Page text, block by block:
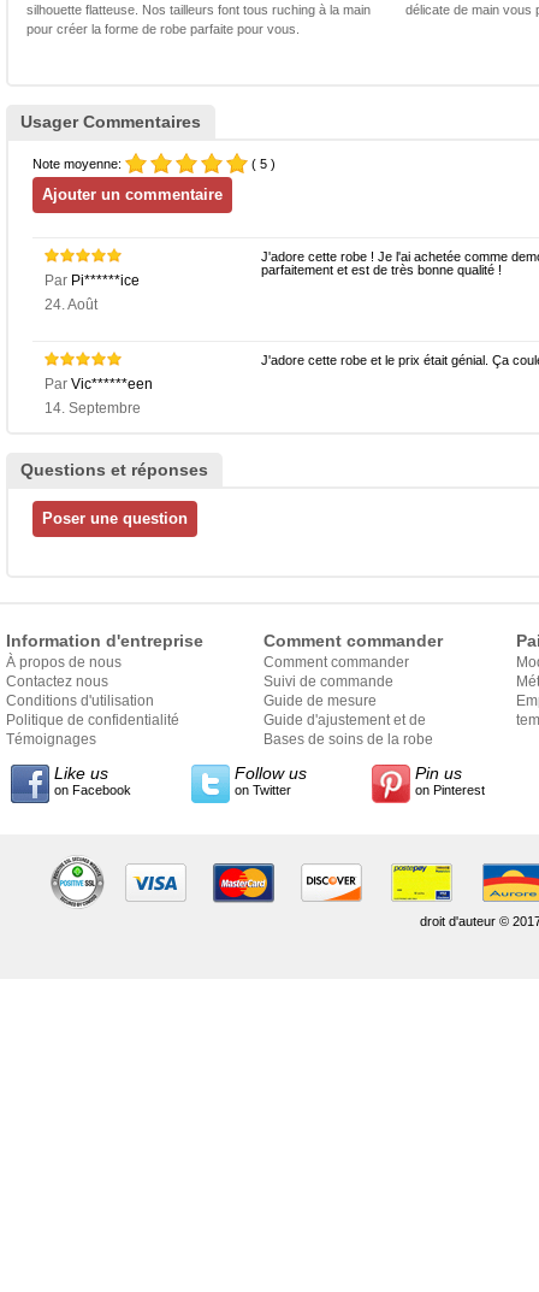
silhouette flatteuse. Nos tailleurs font tous ruching à la main
pour créer la forme de robe parfaite pour vous.
délicate de main vous
Usager Commentaires
Note moyenne: ( 5 )
Par Pi******ice
24. Août
J'adore cette robe ! Je l'ai achetée comme
parfaitement et est de très bonne qualité !
Par Vic******een
14. Septembre
J'adore cette robe et le prix était génial. Ça
Questions et réponses
Information d'entreprise
À propos de nous
Contactez nous
Conditions d'utilisation
Politique de confidentialité
Témoignages
Comment commander
Comment commander
Suivi de commande
Guide de mesure
Guide d'ajustement et de
style
Bases de soins de la robe
Like us
on Facebook
Follow us
on Twitter
Pin us
on Pinterest
droit d'auteur ©